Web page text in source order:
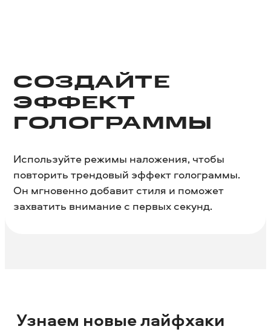
СОЗДАЙТЕ
ЭФФЕКТ
ГОЛОГРАММЫ
Используйте режимы наложения, чтобы
повторить трендовый эффект голограммы.
Он мгновенно добавит стиля и поможет
захватить внимание с первых секунд.
Узнаем новые лайфхаки